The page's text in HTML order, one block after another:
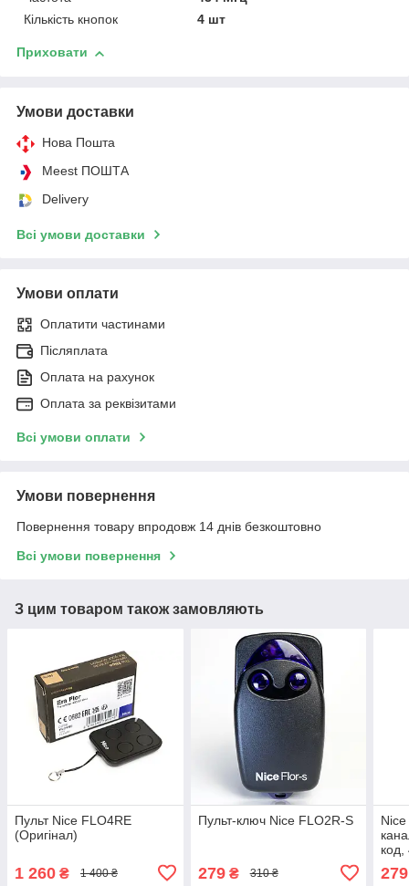
Кількість кнопок
4 шт
Приховати
Умови доставки
Нова Пошта
Meest ПОШТА
Delivery
Всі умови доставки
Умови оплати
Оплатити частинами
Післяплата
Оплата на рахунок
Оплата за реквізитами
Всі умови оплати
Умови повернення
Повернення товару впродовж 14 днів безкоштовно
Всі умови повернення
З цим товаром також замовляють
Пульт Nice FLO4RE
(Оригінал)
1 260 ₴ 1 400 ₴
Пульт-ключ Nice FLO2R-S
279₴ 310 ₴ 279